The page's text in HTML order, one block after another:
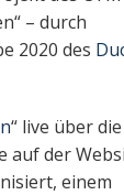
– durch
2020 des
“ live über die
auf der
einem